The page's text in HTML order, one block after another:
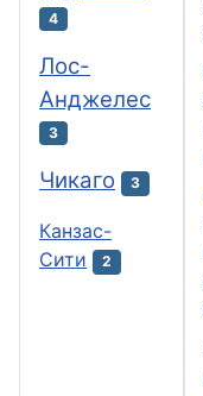
4
Лос-
Анджелес
3
Чикаго 3
Канзас-
Сити
2